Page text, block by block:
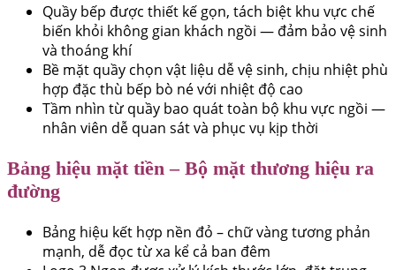
Quầy bếp được thiết kế gọn, tách biệt khu vực chế
biến khỏi không gian khách ngồi — đảm bảo vệ sinh
và thoáng khí
Bề mặt quầy chọn vật liệu dễ vệ sinh, chịu nhiệt phù
hợp đặc thù bếp bò né với nhiệt độ cao
Tầm nhìn từ quầy bao quát toàn bộ khu vực ngồi —
nhân viên dễ quan sát và phục vụ kịp thời
Bảng hiệu mặt tiền – Bộ mặt thương hiệu ra
đường
Bảng hiệu kết hợp nền đỏ – chữ vàng tương phản
mạnh, dễ đọc từ xa kể cả ban đêm